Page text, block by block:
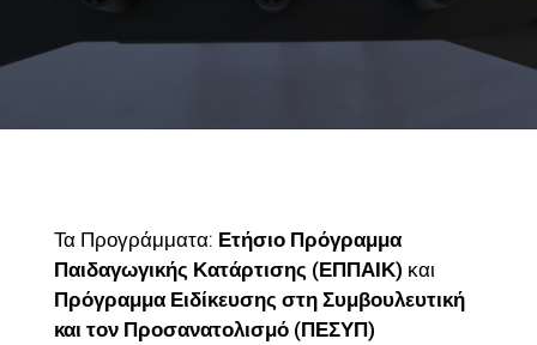
Τα Προγράμματα: Ετήσιο Πρόγραμμα
Παιδαγωγικής Κατάρτισης (ΕΠΠΑΙΚ) και
Πρόγραμμα Ειδίκευσης στη Συμβουλευτική
και τον Προσανατολισμό (ΠΕΣΥΠ)